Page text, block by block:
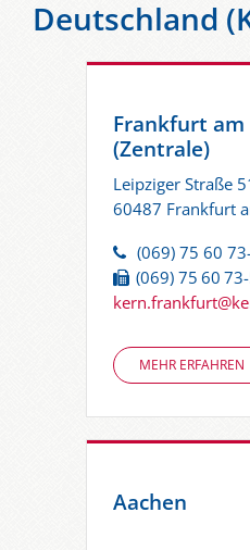
Deutschland
Frankfurt am
(Zentrale)
Leipziger Straße
60487 Frankfurt
(069) 75 60
(069) 75 60
MEHR ERFAHREN
Aachen